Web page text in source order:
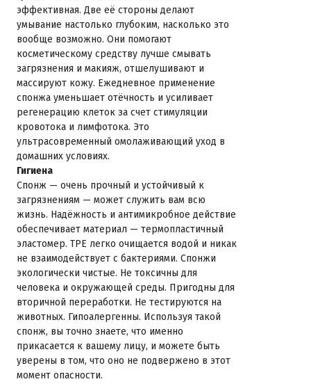
эффективная. Две её стороны делают
умывание настолько глубоким, насколько это
вообще возможно. Они помогают
косметическому средству лучше смывать
загрязнения и макияж, отшелушивают и
массируют кожу. Ежедневное применение
спонжа уменьшает отёчность и усиливает
регенерацию клеток за счет стимуляции
кровотока и лимфотока. Это
ультрасовременный омолаживающий уход в
домашних условиях.
Гигиена
Спонж — очень прочный и устойчивый к
загрязнениям — может служить вам всю
жизнь. Надёжность и антимикробное действие
обеспечивает материал — термопластичный
эластомер. TPE легко очищается водой и никак
не взаимодействует с бактериями. Спонжи
экологически чистые. Не токсичны для
человека и окружающей среды. Пригодны для
вторичной переработки. Не тестируются на
животных. Гипоалергенны. Используя такой
спонж, вы точно знаете, что именно
прикасается к вашему лицу, и можете быть
уверены в том, что оно не подвержено в этот
момент опасности.